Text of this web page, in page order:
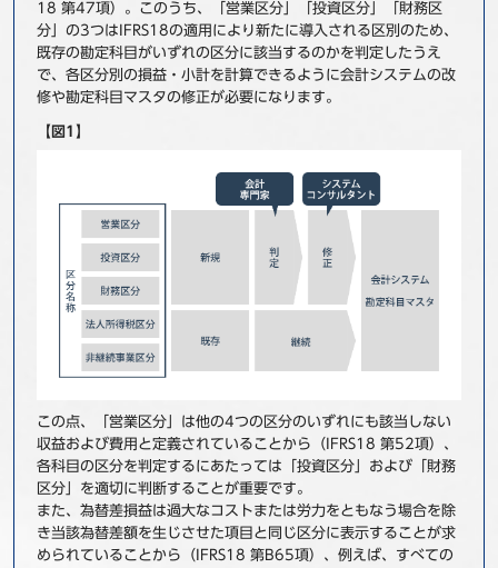
18 第47項）。このうち、「営業区分」「投資区分」「財務区
分」の3つはIFRS18の適用により新たに導入される区別のため、
既存の勘定科目がいずれの区分に該当するのかを判定したうえ
で、各区分別の損益・小計を計算できるように会計システムの改
修や勘定科目マスタの修正が必要になります。
【図1】
この点、「営業区分」は他の4つの区分のいずれにも該当しない
収益および費用と定義されていることから（IFRS18 第52項）、
各科目の区分を判定するにあたっては「投資区分」および「財務
区分」を適切に判断することが重要です。
また、為替差損益は過大なコストまたは労力をともなう場合を除
き当該為替差額を生じさせた項目と同じ区分に表示することが求
められていることから（IFRS18 第B65項）、例えば、すべての